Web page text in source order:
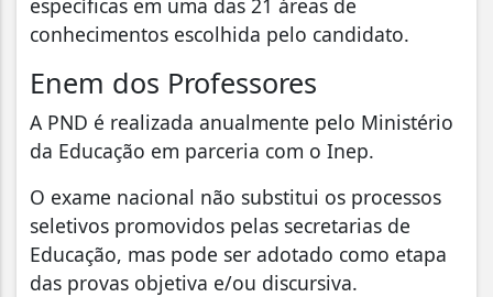
conhecimentos escolhida pelo candidato.
Enem dos Professores
A PND é realizada anualmente pelo Ministério
da Educação em parceria com o Inep.
O exame nacional não substitui os processos
seletivos promovidos pelas secretarias de
Educação, mas pode ser adotado como etapa
das provas objetiva e/ou discursiva.